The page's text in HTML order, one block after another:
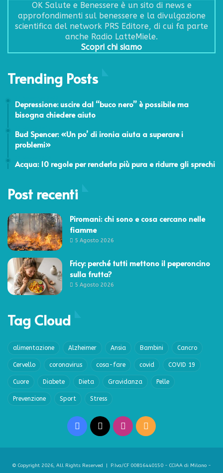
OK Salute e Benessere è un sito di news e
approfondimenti sul benessere e la divulgazione
scientifica del network PRS Editore, di cui fa parte
anche Radio LatteMiele.
Scopri chi siamo
Trending Posts
Depressione: uscire dal “buco nero” è possibile ma
bisogna chiedere aiuto
Bud Spencer: «Un po’ di ironia aiuta a superare i
problemi»
Acqua: 10 regole per renderla più pura e ridurre gli sprechi
Post recenti
Piromani: chi sono e cosa cercano nelle
fiamme
5 Agosto 2026
Fricy: perché tutti mettono il peperoncino
sulla frutta?
5 Agosto 2026
Tag Cloud
alimentazione Alzheimer Ansia Bambini Cancro
Cervello coronavirus cosa-fare covid COVID 19
Cuore Diabete Dieta Gravidanza Pelle
Prevenzione Sport Stress
Facebook Instagram
RSS
© Copyright 2026, All Rights Reserved | P.Iva/CF 00816440150 - CCIAA di Milano -